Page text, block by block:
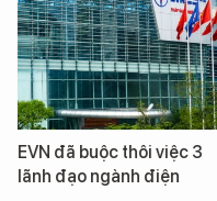
Trung Quốc phát hiện “mỏ
cao su tự nhiên” từ một